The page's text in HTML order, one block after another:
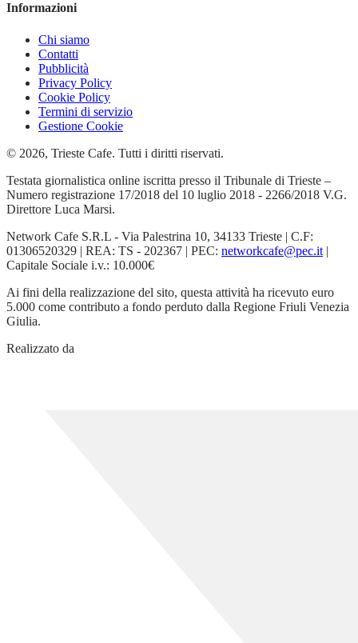
Informazioni
Chi siamo
Contatti
Pubblicità
Privacy Policy
Cookie Policy
Termini di servizio
Gestione Cookie
© 2026, Trieste Cafe. Tutti i diritti riservati.
Testata giornalistica online iscritta presso il Tribunale di Trieste –
Numero registrazione 17/2018 del 10 luglio 2018 - 2266/2018 V.G.
Direttore Luca Marsi.
Network Cafe S.R.L - Via Palestrina 10, 34133 Trieste | C.F:
01306520329 | REA: TS - 202367 | PEC: networkcafe@pec.it |
Capitale Sociale i.v.: 10.000€
Ai fini della realizzazione del sito, questa attività ha ricevuto euro
5.000 come contributo a fondo perduto dalla Regione Friuli Venezia
Giulia.
Realizzato da